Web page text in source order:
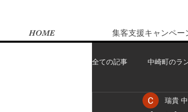
HOME 集客支援キャンペー
全ての記事 中崎町のラ
瑞貴